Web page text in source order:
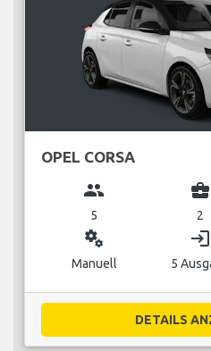
OPEL CORSA
group
5
business_center
2
miscellaneous_services
Manuell
login
5
DETAILS